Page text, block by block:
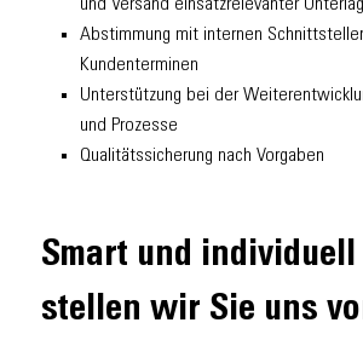
und Versand einsatzrelevanter
Abstimmung mit internen
Kundenterminen
Unterstützung bei der
und Prozesse
Qualitätssicherung nach Vorgaben
Smart und individuell
stellen wir Sie uns